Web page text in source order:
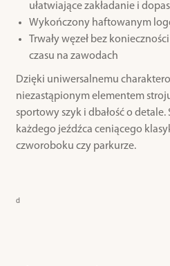
ułatwiające zakładanie i
Wykończony haftowanym
Trwały węzeł bez
czasu na zawodach
Dzięki uniwersalnemu
niezastąpionym elementem
sportowy szyk i dbałość o
każdego jeźdźca ceniącego
czworoboku czy parkurze.
d